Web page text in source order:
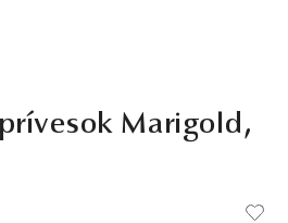
Marigold,